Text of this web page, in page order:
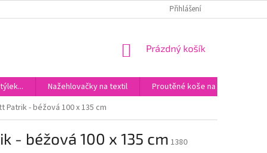
Přihlášení
NÁKUPNÍ
Prázdný košík
Nažehlovačky na textil
Proutěné koše na miminka
- béžová 100 x 135 cm
- béžová 100 x 135 cm 1380